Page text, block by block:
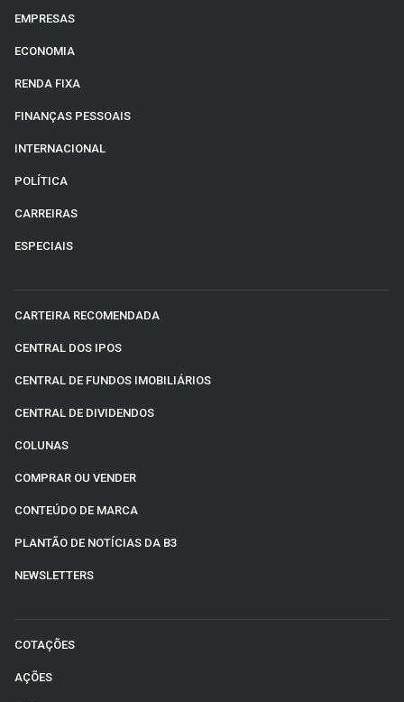
EMPRESAS
ECONOMIA
RENDA FIXA
FINANÇAS PESSOAIS
INTERNACIONAL
POLÍTICA
CARREIRAS
ESPECIAIS
CARTEIRA RECOMENDADA
CENTRAL DOS IPOS
CENTRAL DE FUNDOS IMOBILIÁRIOS
CENTRAL DE DIVIDENDOS
COLUNAS
COMPRAR OU VENDER
CONTEÚDO DE MARCA
PLANTÃO DE NOTÍCIAS DA B3
NEWSLETTERS
COTAÇÕES
AÇÕES